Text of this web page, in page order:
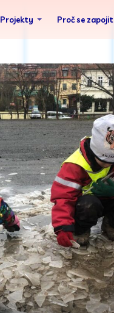
Projekty Proč se zapojit